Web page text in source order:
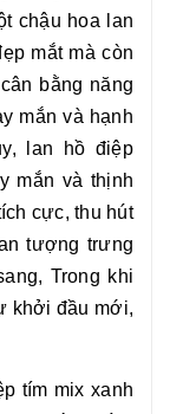
chậu hoa
lan
mắt mà còn
bằng năng
mắn và hạnh
lan hồ điệp
mắn và thịnh
cực, thu hút
tượng trưng
Trong khi
khởi đầu mới,
tím mix xanh